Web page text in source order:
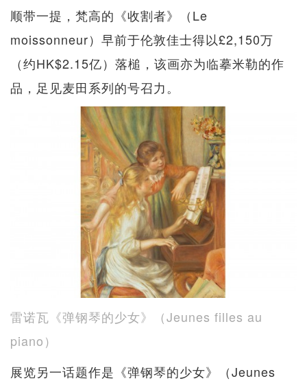
顺带一提，梵高的《收割者》（Le
moissonneur）早前于伦敦佳士得以£2,150万
（约HK$2.15亿）落槌，该画亦为临摹米勒的作
品，足见麦田系列的号召力。
雷诺瓦《弹钢琴的少女》（Jeunes filles au
piano）
展览另一话题作是《弹钢琴的少女》（Jeunes